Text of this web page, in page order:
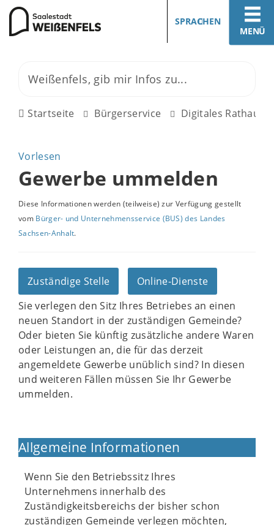
MENÜ
SPRACHEN
Startseite Bürgerservice Digitales Rathaus
Vorlesen
Gewerbe ummelden
Diese Informationen werden (teilweise) zur Verfügung gestellt
vom Bürger- und Unternehmensservice (BUS) des Landes
Sachsen-Anhalt.
Zuständige Stelle
Online-Dienste
Sie verlegen den Sitz Ihres Betriebes an einen
neuen Standort in der zuständigen Gemeinde?
Oder bieten Sie künftig zusätzliche andere Waren
oder Leistungen an, die für das derzeit
angemeldete Gewerbe unüblich sind? In diesen
und weiteren Fällen müssen Sie Ihr Gewerbe
ummelden.
Allgemeine Informationen
Wenn Sie den Betriebssitz Ihres
Unternehmens innerhalb des
Zuständigkeitsbereichs der bisher schon
zuständigen Gemeinde verlegen möchten,